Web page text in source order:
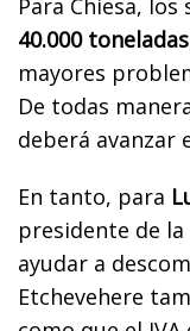
Para Chiesa,
40.000 toneladas
mayores
De todas
deberá avanzar
En tanto, para
presidente de la
ayudar a
Etchevehere